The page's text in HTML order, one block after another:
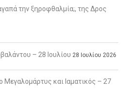
την ξηροφθαλμία;, της Δρος
– 28 Ιουλίου 28 Ιουλίου 2026
Μεγαλομάρτυς και Ιαματικός – 27